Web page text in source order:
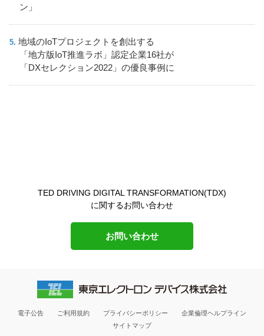
ン」
地域のIoTプロジェクトを創出する
「地方版IoT推進ラボ」認定企業16社が
「DXセレクション2022」の優良事例に
TED DRIVING DIGITAL TRANSFORMATION(TDX)
に関するお問い合わせ
お問い合わせ
電子公告 ご利用規約 プライバシーポリシー
企業倫理ヘルプライン
サイトマップ